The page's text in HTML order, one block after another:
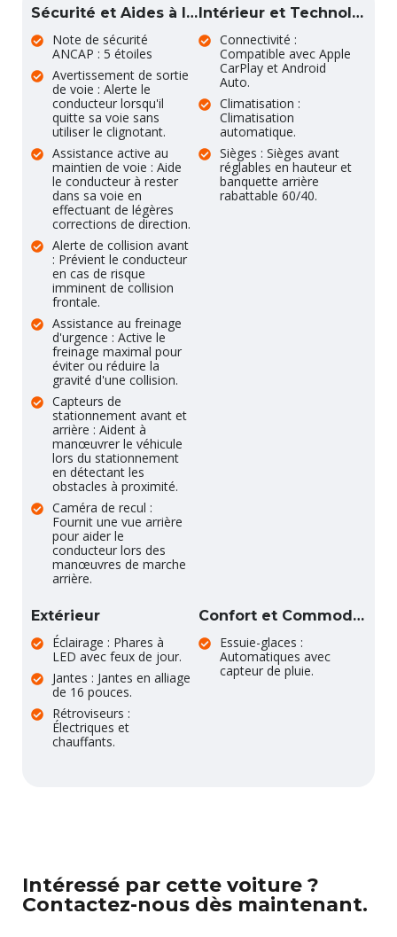
Sécurité et Aides à la Conduite
Note de sécurité
ANCAP : 5 étoiles
Avertissement de sortie
de voie : Alerte le
conducteur lorsqu'il
quitte sa voie sans
utiliser le clignotant.
Assistance active au
maintien de voie : Aide
le conducteur à rester
dans sa voie en
effectuant de légères
corrections de direction.
Alerte de collision avant
: Prévient le conducteur
en cas de risque
imminent de collision
frontale.
Assistance au freinage
d'urgence : Active le
freinage maximal pour
éviter ou réduire la
gravité d'une collision.
Capteurs de
stationnement avant et
arrière : Aident à
manœuvrer le véhicule
lors du stationnement
en détectant les
obstacles à proximité.
Caméra de recul :
Fournit une vue arrière
pour aider le
conducteur lors des
manœuvres de marche
arrière.
Intérieur et Technologie
Connectivité :
Compatible avec Apple
CarPlay et Android
Auto.
Climatisation :
Climatisation
automatique.
Sièges : Sièges avant
réglables en hauteur et
banquette arrière
rabattable 60/40.
Extérieur
Éclairage : Phares à
LED avec feux de jour.
Jantes : Jantes en alliage
de 16 pouces.
Rétroviseurs :
Électriques et
chauffants.
Confort et Commodité
Essuie-glaces :
Automatiques avec
capteur de pluie.
Intéressé par cette voiture ?
Contactez-nous dès maintenant.